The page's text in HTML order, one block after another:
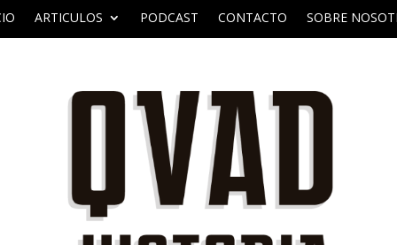
ARTICULOS PODCAST CONTACTO SOBRE